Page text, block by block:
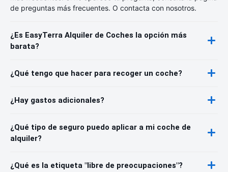
de preguntas más frecuentes. O contacta con nosotros.
¿Es EasyTerra Alquiler de Coches la opción más
barata?
¿Qué tengo que hacer para recoger un coche?
¿Hay gastos adicionales?
¿Qué tipo de seguro puedo aplicar a mi coche de
alquiler?
¿Qué es la etiqueta "libre de preocupaciones"?